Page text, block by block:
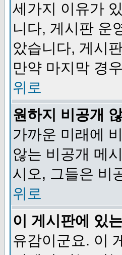
세가지 이유가
니다, 게시판 운
았습니다, 게시
만약 마지막 경
위로
원하지 비공개
가까운 미래에
않는 비공개 메
시오, 그들은 비
위로
이 게시판에 있
유감이군요. 이